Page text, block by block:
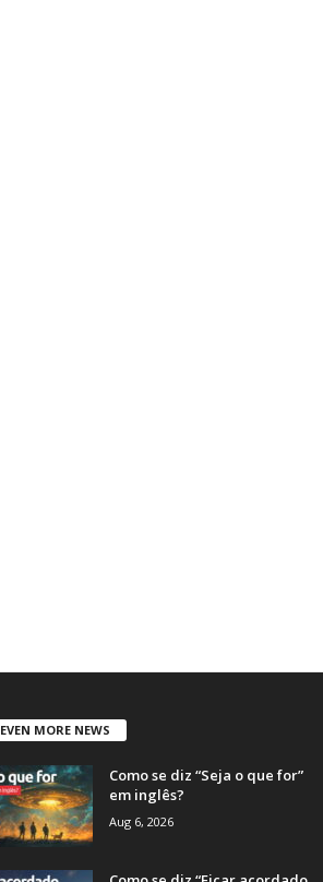
EVEN MORE NEWS
Como se diz “Seja o que for”
em inglês?
Aug 6, 2026